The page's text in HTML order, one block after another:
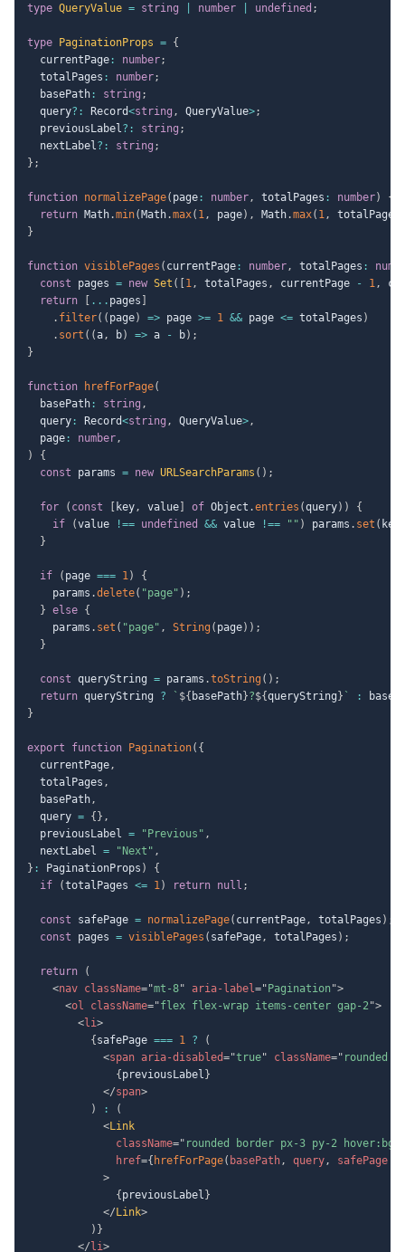
type QueryValue = string number undefined ;
type PaginationProps = {
  currentPage
: number;
  totalPages
: number;
  basePath
: string ;
  query
? : Record<string , QueryValue>;
  previousLabel
? : string ;
  nextLabel
? : string ;
} ;
function normalizePage( page : number, totalPages : number)
{
return Math.min( Math.max( 1, page) , Math.max( 1, totalPages
}
function visiblePages ( currentPage : number, totalPages :
const pages = new Set ( 1, totalPages , currentPage - 1,
return
... pages
. filter( ( page) => page >= 1 && page <= totalPages )
. sort ( (a, b) => a - b) ;
}
function hrefForPage(
  basePath
: string ,
  query
: Record<string , QueryValue>,
  page
: number,
)
{
const params = new URLSearchParams ( ) ;
for ( const key, value of Object .entries (query) )
{
if
(value !== undefined && value !== "" ) params . set ( key
}
if ( page === 1)
{
    params
.delete( "page" ) ;
} else {
    params
. set ( "page" , String ( page) ) ;
}
const queryString = params .toString ( ) ;
return queryString ? ` ${ basePath}?${queryString } ` :
}
export function Pagination( {
  currentPage
,
  totalPages
,
  basePath
,
  query
= { } ,
  previousLabel
= "Previous" ,
  nextLabel
= "Next" ,
} : PaginationProps )
{
if
(totalPages <= 1) return null ;
const safePage = normalizePage( currentPage, totalPages ) ;
const pages = visiblePages ( safePage, totalPages ) ;
return
(
<nav className="mt-8" aria-label=" Pagination">
<ol className="flex flex-wrap items-center gap-2">
<li>
{ safePage === 1 ?
(
<span aria-disabled="true" className=" rounded
{ previousLabel }
</span>
)
:
(
<Link
className=" rounded border px-3 py-2 hover:bg-
href={ hrefForPage( basePath, query, safePage
>
{ previousLabel }
</ Link>
) }
</ li>